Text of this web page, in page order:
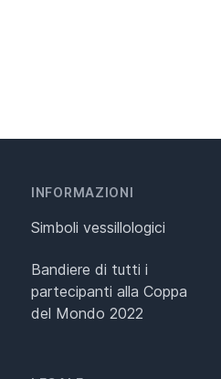
INFORMAZIONI
Simboli vessillologici
Bandiere di tutti i
partecipanti alla Coppa
del Mondo 2022